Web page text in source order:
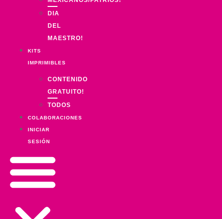
DIA
DEL
MAESTRO!
KITS
IMPRIMIBLES
CONTENIDO
GRATUITO!
TODOS
COLABORACIONES
INICIAR
SESIÓN